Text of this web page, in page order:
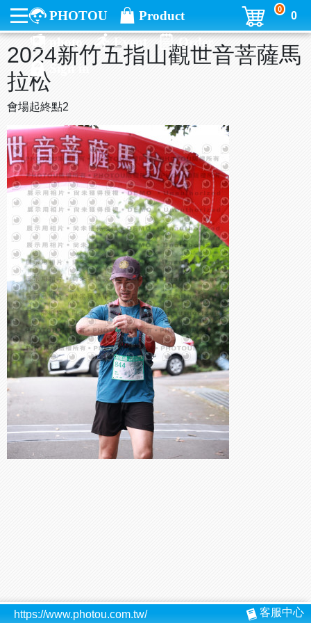
PHOTOU
Product
photo
Event
Order
Sign in
0
0
2024新竹五指山觀世音菩薩馬
拉松
會場起終點2
https://www.photou.com.tw/ 客服中心